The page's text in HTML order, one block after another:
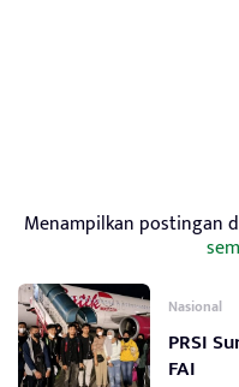
Menampilkan postingan
Nasional
PRSI
FAI